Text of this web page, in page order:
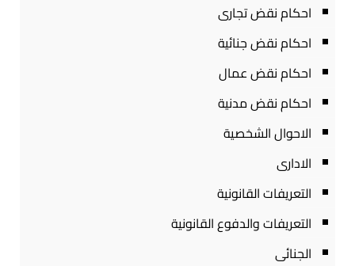
احكام نقض تجارى
احكام نقض جنائية
احكام نقض عمال
احكام نقض مدنية
الاحوال الشخصية
الادارى
التعريفات القانونية
التعريفات والدفوع القانونية
الجنائى